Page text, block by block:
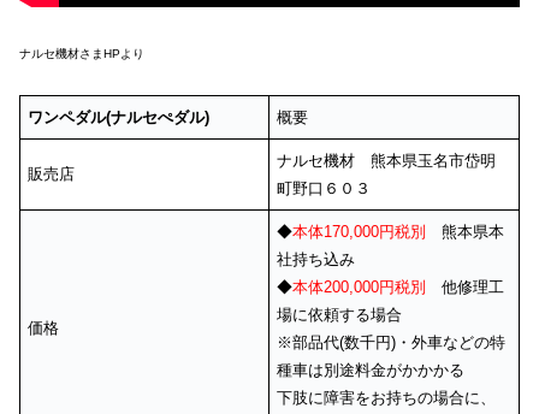
ナルセ機材さまHPより
ワンペダル(ナルセぺダル) 概要
販売店
ナルセ機材 熊本県玉名市岱明
町野口６０３
価格
◆本体170,000円税別
熊本県本
社持ち込み
◆本体200,000円税別
他修理工
場に依頼する場合
※部品代(数千円)・外車などの特
種車は別途料金がかかかる
下肢に障害をお持ちの場合に、